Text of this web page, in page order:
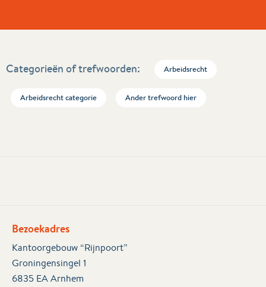
Categorieën of trefwoorden: Arbeidsrecht
Arbeidsrecht categorie Ander trefwoord hier
Bezoekadres
Kantoorgebouw “Rijnpoort”
Groningensingel 1
6835 EA Arnhem